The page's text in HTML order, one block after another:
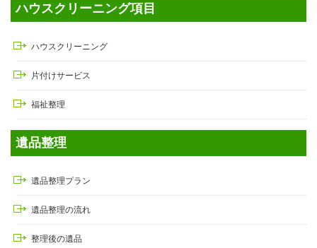
ハウスクリーニング項目
ハウスクリーニング
片付けサービス
福祉整理
遺品整理
遺品整理プラン
遺品整理の流れ
整理後の遺品